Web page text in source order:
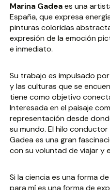
Marina Gadeaes una
España, que expresa
pinturas coloridas
expresión de la emoción
e inmediato.
Su trabajo es impulsado
y las culturas que se
tiene como objetivo
Interesada en el paisaje
representación desde
su mundo. El hilo
Gadea es una gran
con su voluntad de viajar y
Si la ciencia es una forma
para mí es una forma de